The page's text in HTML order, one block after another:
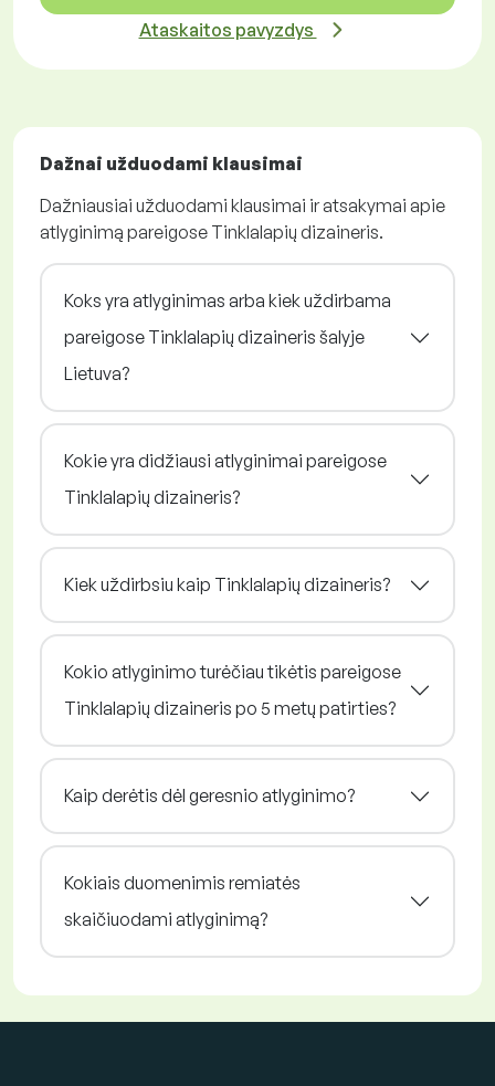
Ataskaitos pavyzdys
Dažnai užduodami klausimai
Dažniausiai užduodami klausimai ir atsakymai apie
atlyginimą pareigose Tinklalapių dizaineris.
Koks yra atlyginimas arba kiek uždirbama
pareigose Tinklalapių dizaineris šalyje
Lietuva?
Kokie yra didžiausi atlyginimai pareigose
Tinklalapių dizaineris?
Kiek uždirbsiu kaip Tinklalapių dizaineris?
Kokio atlyginimo turėčiau tikėtis pareigose
Tinklalapių dizaineris po 5 metų patirties?
Kaip derėtis dėl geresnio atlyginimo?
Kokiais duomenimis remiatės
skaičiuodami atlyginimą?